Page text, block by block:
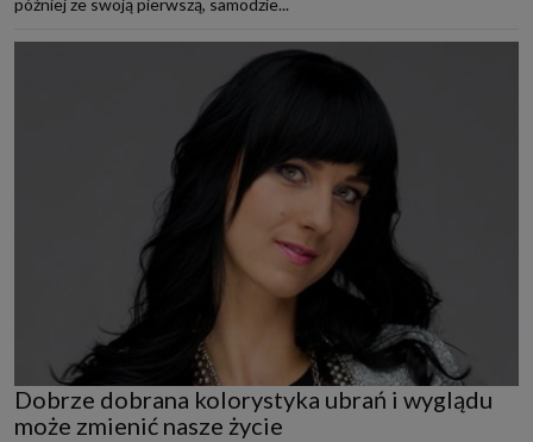
później ze swoją pierwszą, samodzie...
Dobrze dobrana kolorystyka ubrań i wyglądu
może zmienić nasze życie